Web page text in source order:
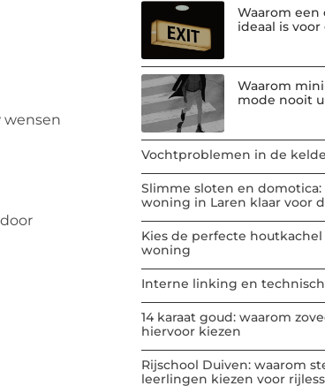
wensen
Waarom een
ideaal is
Waarom
mode nooit
Vochtproblemen in de
Slimme sloten en domotica:
woning in Laren klaar voor
Kies de perfecte
woning
Interne linking en
14 karaat goud: waarom
hiervoor kiezen
Rijschool Duiven: waarom
leerlingen kiezen voor